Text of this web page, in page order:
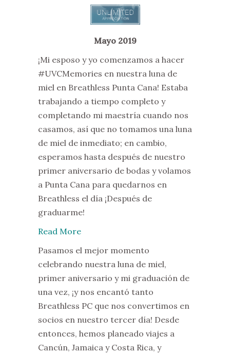
Mayo 2019
¡Mi esposo y yo comenzamos a hacer
#UVCMemories en nuestra luna de
miel en Breathless Punta Cana! Estaba
trabajando a tiempo completo y
completando mi maestría cuando nos
casamos, así que no tomamos una luna
de miel de inmediato; en cambio,
esperamos hasta después de nuestro
primer aniversario de bodas y volamos
a Punta Cana para quedarnos en
Breathless el día ¡Después de
graduarme!
Read More
Pasamos el mejor momento
celebrando nuestra luna de miel,
primer aniversario y mi graduación de
una vez, ¡y nos encantó tanto
Breathless PC que nos convertimos en
socios en nuestro tercer día! Desde
entonces, hemos planeado viajes a
Cancún, Jamaica y Costa Rica, y